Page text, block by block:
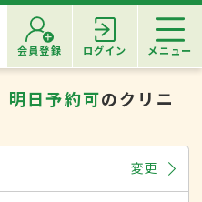
会員登録 ログイン メニュー
明日予約可のクリニ
変更